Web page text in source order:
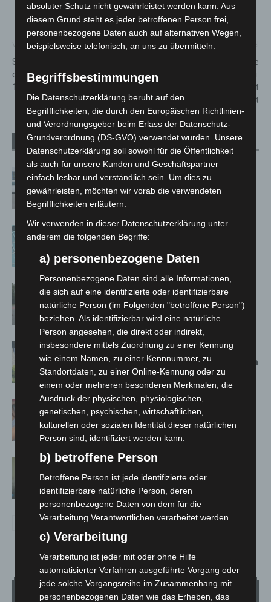
Vorheriger Artikel
Sperrung des südlichen Teils
der Hans-Böckler-Straße am
12. Dezember
Nächster Artikel
Mehr Sprechzeiten ohne
Terminvereinbarung:
Bürgerämter ab Januar mit
verändertem Angebot
Verwandte Artikel Mehr vom Autor
Niedersachsen: Feuerwehrkräfte
kehren nach Waldbrandeinsatz aus
Spanien zurück
Anklage nach Abschaltung von
Hannover: Polizei stoppt 166
Trunkenheitsfahrten bei
Großkontrolle
Schwarz Digits und Zscaler starten
souveräne Cloud-Sicherheitsplattform
für Europa
Warn-App: Jeder Zweite weiß nach
Handy-Warnung nicht, was zu tun ist
Cyberkriminalität in Niedersachsen
bleibt auf hohem Niveau
Wetter
absoluter Schutz nicht gewährleistet werden kann. Aus
diesem Grund steht es jeder betroffenen Person frei,
personenbezogene Daten auch auf alternativen Wegen,
beispielsweise telefonisch, an uns zu übermitteln.
Begriffsbestimmungen
Die Datenschutzerklärung beruht auf den
Begrifflichkeiten, die durch den Europäischen Richtlinien-
und Verordnungsgeber beim Erlass der Datenschutz-
Grundverordnung (DS-GVO) verwendet wurden. Unsere
Datenschutzerklärung soll sowohl für die Öffentlichkeit
als auch für unsere Kunden und Geschäftspartner
einfach lesbar und verständlich sein. Um dies zu
gewährleisten, möchten wir vorab die verwendeten
Begrifflichkeiten erläutern.
Wir verwenden in dieser Datenschutzerklärung unter
anderem die folgenden Begriffe:
a) personenbezogene Daten
Personenbezogene Daten sind alle Informationen,
die sich auf eine identifizierte oder identifizierbare
natürliche Person (im Folgenden "betroffene Person")
beziehen. Als identifizierbar wird eine natürliche
Person angesehen, die direkt oder indirekt,
insbesondere mittels Zuordnung zu einer Kennung
wie einem Namen, zu einer Kennnummer, zu
Standortdaten, zu einer Online-Kennung oder zu
einem oder mehreren besonderen Merkmalen, die
Ausdruck der physischen, physiologischen,
genetischen, psychischen, wirtschaftlichen,
kulturellen oder sozialen Identität dieser natürlichen
Person sind, identifiziert werden kann.
b) betroffene Person
Betroffene Person ist jede identifizierte oder
identifizierbare natürliche Person, deren
personenbezogene Daten von dem für die
Verarbeitung Verantwortlichen verarbeitet werden.
c) Verarbeitung
Verarbeitung ist jeder mit oder ohne Hilfe
automatisierter Verfahren ausgeführte Vorgang oder
jede solche Vorgangsreihe im Zusammenhang mit
personenbezogenen Daten wie das Erheben, das